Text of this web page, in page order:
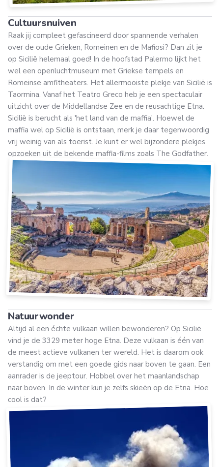
Cultuursnuiven
Raak jij compleet gefascineerd door spannende verhalen
over de oude Grieken, Romeinen en de Mafiosi? Dan zit je
op Sicilië helemaal goed! In de hoofstad Palermo lijkt het
wel een openluchtmuseum met Griekse tempels en
Romeinse amfitheaters. Het allermooiste plekje van Sicilië is
Taormina. Vanaf het Teatro Greco heb je een spectaculair
uitzicht over de Middellandse Zee en de reusachtige Etna.
Sicilië is berucht als 'het land van de maffia'. Hoewel de
maffia wel op Sicilië is ontstaan, merk je daar tegenwoordig
vrij weinig van als toerist. Je kunt er wel bijzondere plekjes
opzoeken uit de bekende maffia-films zoals The Godfather.
Natuurwonder
Altijd al een échte vulkaan willen bewonderen? Op Sicilië
vind je de 3329 meter hoge Etna. Deze vulkaan is één van
de meest actieve vulkanen ter wereld. Het is daarom ook
verstandig om met een goede gids naar boven te gaan. Een
aanrader is de jeeptour. Hobbel over het maanlandschap
naar boven. In de winter kun je zelfs skieën op de Etna. Hoe
cool is dat?